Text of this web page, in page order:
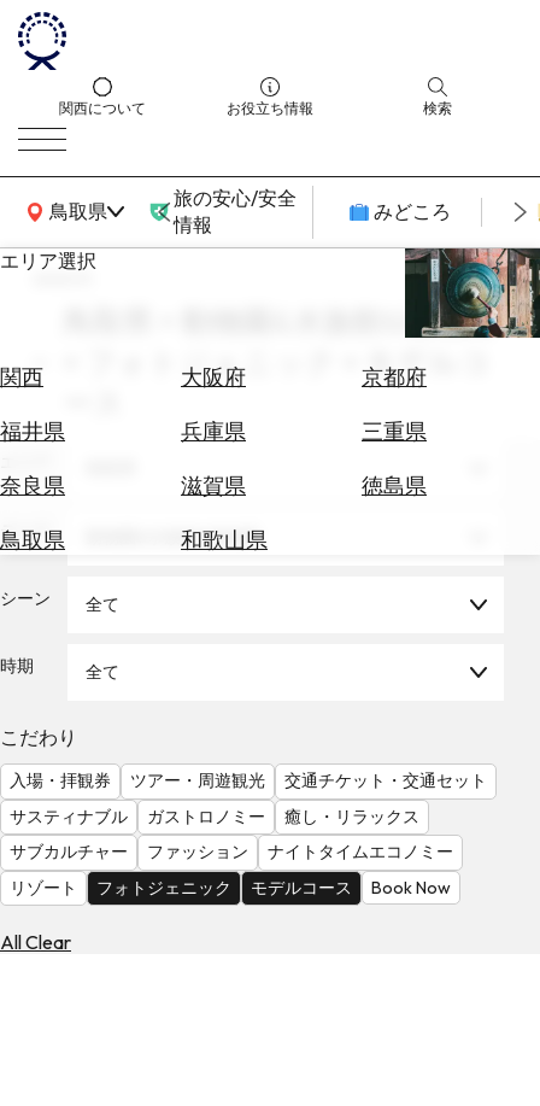
関西について お役立ち情報 検索
鳥取県
関西広域MAP
旅の安心/安全
情報
みどころ
エリア選択
関西 大阪府
京都府
福井県
兵庫県
三重県
奈良県
滋賀県
徳島県
鳥取県
和歌山県
エ
券
テ
を
を
見
る
search
鳥取県 × 動物園&水族館&植物園
× フォトジェニック × モデルコ
テーマ 動物園&水族館&植物園
シーン 全て
時期 全て
こだわり
入場・拝観券 ツアー・周遊観光
交通チケット・交通セット
サスティナブル
ガストロノミー
癒し・リラックス
サブカルチャー
ファッション
ナイトタイムエコノミー
リゾート
フォトジェニック モデルコース Book Now
All Clear